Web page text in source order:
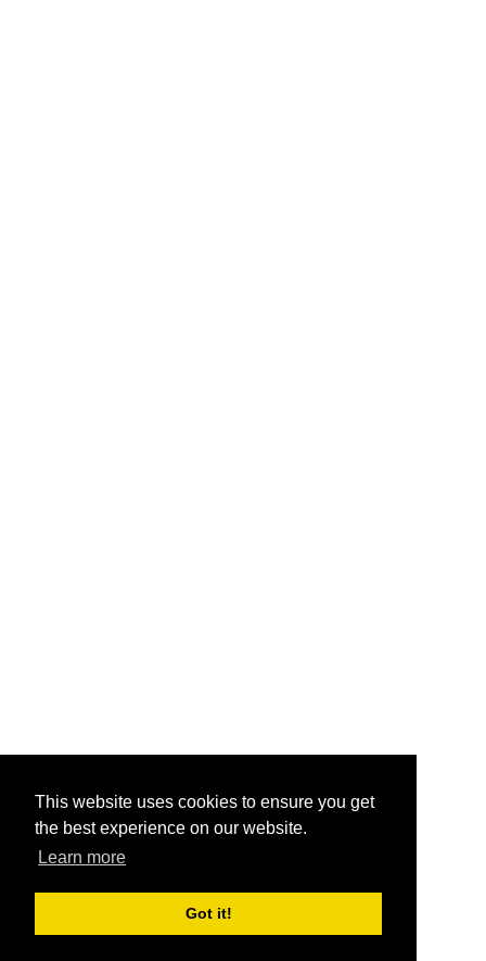
This website uses cookies to ensure you get
the best experience on our website.
Learn more
Got it!